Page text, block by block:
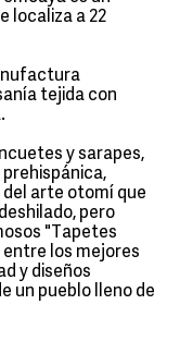
localiza a 22
tejida con
y sarapes,
arte otomí que
pero
"Tapetes
entre los mejores
y diseños
un pueblo lleno de